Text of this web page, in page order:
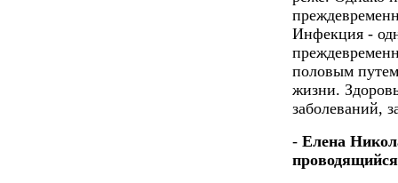
Инфекция -
половым
жизни.
заболеваний,
- Елена